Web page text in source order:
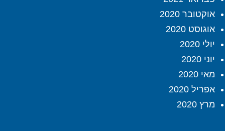
אוקטובר 2020
אוגוסט 2020
יולי 2020
יוני 2020
מאי 2020
אפריל 2020
מרץ 2020